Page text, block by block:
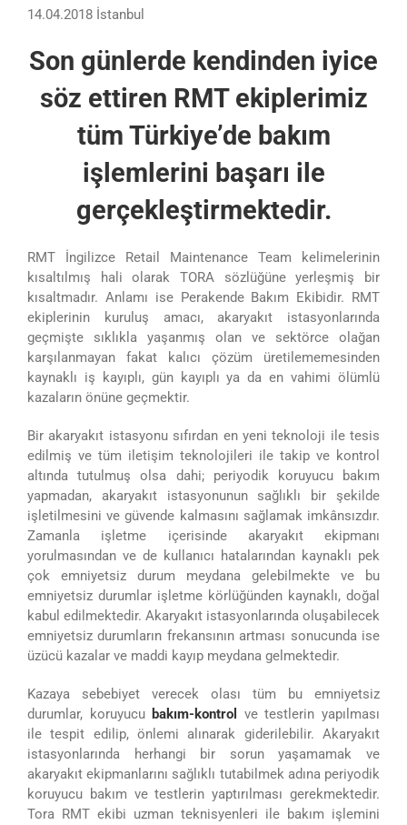
14.04.2018 İstanbul
Son günlerde kendinden iyice
söz ettiren RMT ekiplerimiz
tüm Türkiye’de bakım
işlemlerini başarı ile
gerçekleştirmektedir.
RMT İngilizce Retail Maintenance Team kelimelerinin
kısaltılmış hali olarak TORA sözlüğüne yerleşmiş bir
kısaltmadır. Anlamı ise Perakende Bakım Ekibidir. RMT
ekiplerinin kuruluş amacı, akaryakıt istasyonlarında
geçmişte sıklıkla yaşanmış olan ve sektörce olağan
karşılanmayan fakat kalıcı çözüm üretilememesinden
kaynaklı iş kayıplı, gün kayıplı ya da en vahimi ölümlü
kazaların önüne geçmektir.
Bir akaryakıt istasyonu sıfırdan en yeni teknoloji ile tesis
edilmiş ve tüm iletişim teknolojileri ile takip ve kontrol
altında tutulmuş olsa dahi; periyodik koruyucu bakım
yapmadan, akaryakıt istasyonunun sağlıklı bir şekilde
işletilmesini ve güvende kalmasını sağlamak imkânsızdır.
Zamanla işletme içerisinde akaryakıt ekipmanı
yorulmasından ve de kullanıcı hatalarından kaynaklı pek
çok emniyetsiz durum meydana gelebilmekte ve bu
emniyetsiz durumlar işletme körlüğünden kaynaklı, doğal
kabul edilmektedir. Akaryakıt istasyonlarında oluşabilecek
emniyetsiz durumların frekansının artması sonucunda ise
üzücü kazalar ve maddi kayıp meydana gelmektedir.
Kazaya sebebiyet verecek olası tüm bu emniyetsiz
durumlar, koruyucu bakım-kontrol
ve testlerin yapılması
ile tespit edilip, önlemi alınarak giderilebilir. Akaryakıt
istasyonlarında herhangi bir sorun yaşamamak ve
akaryakıt ekipmanlarını sağlıklı tutabilmek adına periyodik
koruyucu bakım ve testlerin yaptırılması gerekmektedir.
Tora RMT ekibi uzman teknisyenleri ile bakım işlemini